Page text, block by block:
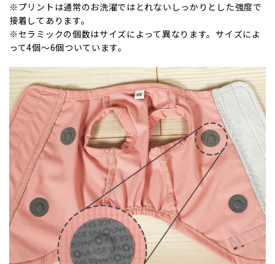
※プリントは通常のお洗濯ではとれないしっかりとした強度で
接着してあります。
※セラミックの個数はサイズによって異なります。サイズによ
って4個～6個ついています。